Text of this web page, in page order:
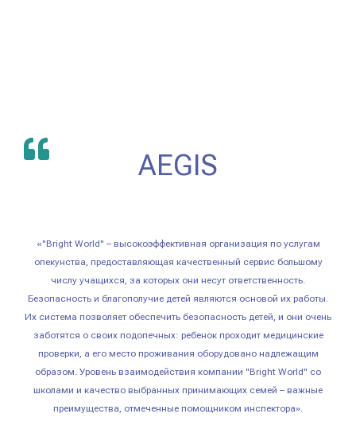
AEGIS
«"Bright World" – высокоэффективная организация по услугам
опекунства, предоставляющая качественный сервис большому
числу учащихся, за которых они несут ответственность.
Безопасность и благополучие детей являются основой их работы.
Их система позволяет обеспечить безопасность детей, и они очень
заботятся о своих подопечных: ребенок проходит медицинские
проверки, а его место проживания оборудовано надлежащим
образом. Уровень взаимодействия компании "Bright World" со
школами и качество выбранных принимающих семей – важные
преимущества, отмеченные помощником инспектора».